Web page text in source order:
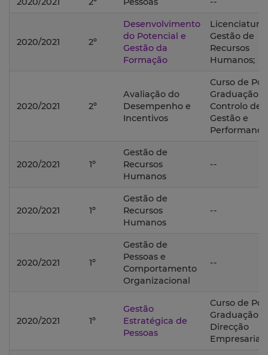
2020/2021 2º
Desenvolvimento
do Potencial e
Gestão da
Formação
Licenciatura
Gestão de
Recursos
Humanos;
2020/2021 2º
Avaliação do
Desempenho e
Incentivos
Curso de Pós
Graduação
Controlo de
Gestão e
2020/2021 1º
Gestão de
Recursos
Humanos
--
2020/2021 1º
Gestão de
Recursos
Humanos
--
2020/2021 1º
Gestão de
Pessoas e
Comportamento
Organizacional
--
2020/2021 1º
Gestão
Estratégica de
Pessoas
Curso de Pós
Graduação
Direcção
Empresarial;